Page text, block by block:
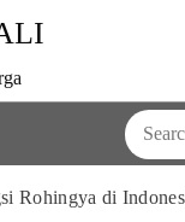
Rohingya di